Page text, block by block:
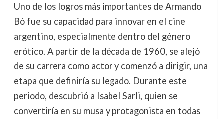
Uno de los logros más importantes de Armando
Bó fue su capacidad para innovar en el cine
argentino, especialmente dentro del género
erótico. A partir de la década de 1960, se alejó
de su carrera como actor y comenzó a dirigir, una
etapa que definiría su legado. Durante este
periodo, descubrió a Isabel Sarli, quien se
convertiría en su musa y protagonista en todas